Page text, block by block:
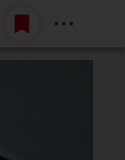
Belépés